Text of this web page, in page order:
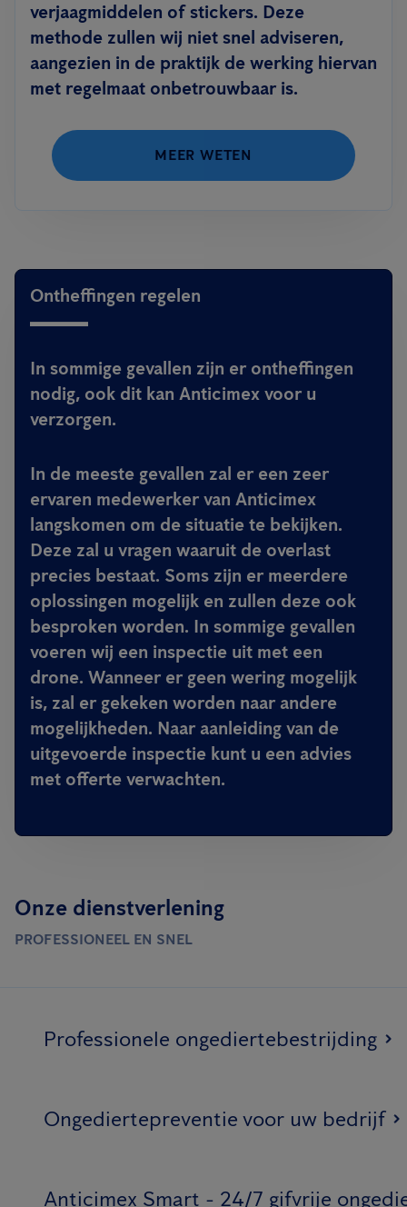
verjaagmiddelen of stickers. Deze
methode zullen wij niet snel adviseren,
aangezien in de praktijk de werking hiervan
met regelmaat onbetrouwbaar is.
MEER WETEN
Ontheffingen regelen
In sommige gevallen zijn er ontheffingen
nodig, ook dit kan Anticimex voor u
verzorgen.
In de meeste gevallen zal er een zeer
ervaren medewerker van Anticimex
langskomen om de situatie te bekijken.
Deze zal u vragen waaruit de overlast
precies bestaat. Soms zijn er meerdere
oplossingen mogelijk en zullen deze ook
besproken worden. In sommige gevallen
voeren wij een inspectie uit met een
drone. Wanneer er geen wering mogelijk
is, zal er gekeken worden naar andere
mogelijkheden. Naar aanleiding van de
uitgevoerde inspectie kunt u een advies
met offerte verwachten.
Onze dienstverlening
PROFESSIONEEL EN SNEL
Professionele ongediertebestrijding
Ongediertepreventie voor uw bedrijf
Anticimex Smart - 24/7 gifvrije